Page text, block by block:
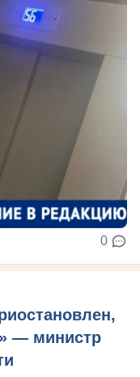
0
— министр